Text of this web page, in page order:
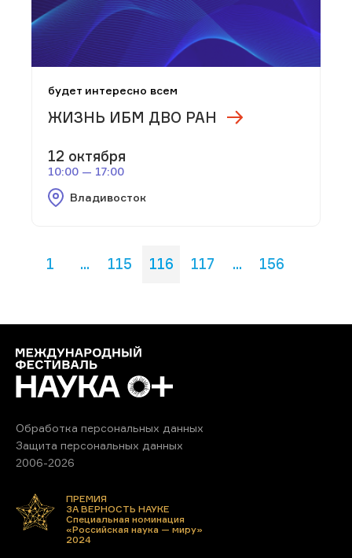
будет интересно всем
ЖИЗНЬ ИБМ ДВО РАН
12 октября
10:00 — 17:00
Владивосток
1 ... 115 116 117 ... 156
Обработка персональных данных
Защита персональных данных
2006-2026
ПРЕМИЯ
ЗА ВЕРНОСТЬ НАУКЕ
Специальная номинация
«Российская наука — миру»
2024